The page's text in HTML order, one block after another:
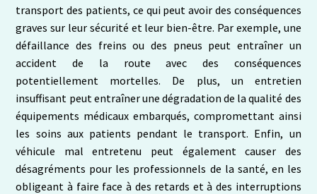
transport des patients, ce qui peut avoir des conséquences
graves sur leur sécurité et leur bien-être. Par exemple, une
défaillance des freins ou des pneus peut entraîner un
accident de la route avec des conséquences
potentiellement mortelles. De plus, un entretien
insuffisant peut entraîner une dégradation de la qualité des
équipements médicaux embarqués, compromettant ainsi
les soins aux patients pendant le transport. Enfin, un
véhicule mal entretenu peut également causer des
désagréments pour les professionnels de la santé, en les
obligeant à faire face à des retards et à des interruptions